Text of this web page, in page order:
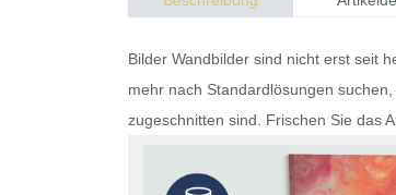
Bilder Wandbilder sind nicht erst seit
mehr nach Standardlösungen
zugeschnitten sind. Frischen Sie das